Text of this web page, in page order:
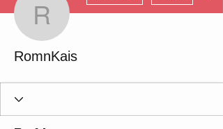
RomnKais
RomnKais